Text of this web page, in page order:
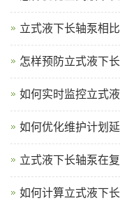
立式液下长轴泵相
怎样预防立式液下
如何实时监控立式
如何优化维护计划
立式液下长轴泵在
如何计算立式液下